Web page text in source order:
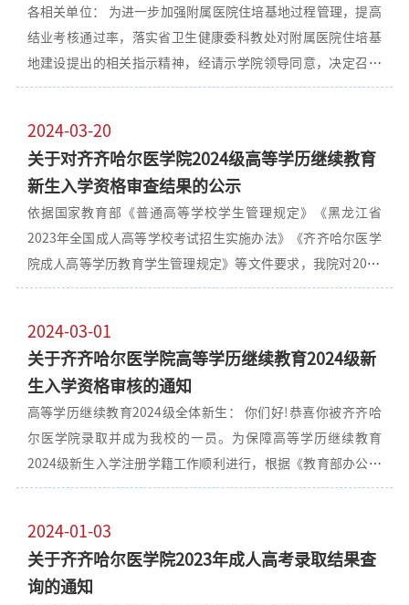
时间登录平台，参加线上直播课程学习，参与每门课程直播时
长不得少于总时长的2/3，并于11月3日前完成直播课程、网络
课程在线学习、课后作业等全部教学任务。 六、期末考试
默认缺考。 七、其他事项 （一）具体课程安排及平台操作流程
将在班级QQ群中公布。 （
各相关单位： 为进一步加强附属医院住培基地过程管理，提高
结业考核通过率，落实省卫生健康委科教处对附属医院住培基
地建设提出的相关指示精神，经请示学院领导同意，决定召开
附属医院住培工作推进会，具体要求如下： 一、参会人员 附属
任、专业基地主任。 二、会议时间 2024年4月9日14:00 三、会
议地点 学院图书行政楼1804会议室 四、会议内容 1、通报附属
医院基地建设及结业考核情况，传达省卫生健康委科教处对附
属医院住培工作提出的相关指示精神。 2、附属医院住培基地
汇报住培工作整改措施。 3、毕红霞副校长部署下一阶段附属
医院住培工作。 4、赵光校长讲话并提出相关工作要求。 五、
程管理、如何重视住培基地建设、如何提高住培工作重视程
度、如何加强师资建设、如何实施质量提升系统工程，提高执
2024-03-20
关于对齐齐哈尔医学院2024级高等学历继续教育
新生入学资格审查结果的公示
依据国家教育部《普通高等学校学生管理规定》《黑龙江省
2023年全国成人高等学校考试招生实施办法》《齐齐哈尔医学
院成人高等学历教育学生管理规定》等文件要求，我院对2024
级新招录1664名学生入学资格进行了审查。其中符合入学资格
究决定，对不符合入学资格的16名学生取消入学资格，不予学
籍注册。2024年3月21日-3月30日公示，公示期10天，公示期
内如有异议，请向齐齐哈尔医学院全科医学与继续教育学院招
生办公室反馈。 附件1：齐齐哈尔医学院2024级高等学历继续
教育新生入学资格审查合格人员名单.xlsx 附件2：齐齐哈尔医
学院2024级高等学历继续教育新生入学资格审查不合格人员名
2024-03-01
关于齐齐哈尔医学院高等学历继续教育2024级新
生入学资格审核的通知
高等学历继续教育2024级全体新生： 你们好!恭喜你被齐齐哈
尔医学院录取并成为我校的一员。为保障高等学历继续教育
2024级新生入学注册学籍工作顺利进行，根据《教育部办公厅
关于做好2023年全国成人高校招生工作的通知》《黑龙江省招
黑龙江省 2023 年全国成人高等学校招生录取工作的通知》《高
等学校学生学籍学历电子注册办法》等文件要求，我校定于3月
4日-3月15日开展高等学历继续教育新生网上报到工作，具体要
2024-01-03
关于齐齐哈尔医学院2023年成人高考录取结果查
询的通知